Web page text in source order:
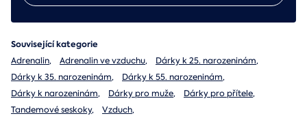
Související kategorie
Adrenalin, Adrenalin ve vzduchu, Dárky k 25. narozeninám,
Dárky k 35. narozeninám, Dárky k 55. narozeninám,
Dárky k narozeninám, Dárky pro muže, Dárky pro přítele,
Tandemové seskoky, Vzduch,